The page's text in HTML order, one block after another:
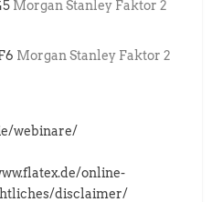
Morgan Stanley Faktor 2
Morgan Stanley Faktor 2
webinare/
online-
disclaimer/